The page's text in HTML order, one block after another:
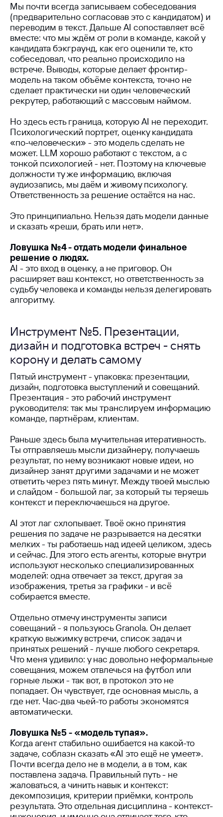
Мы почти всегда записываем собеседования
(предварительно согласовав это с кандидатом) и
переводим в текст. Дальше AI сопоставляет всё
вместе: что мы ждём от роли в команде, какой у
кандидата бэкграунд, как его оценили те, кто
собеседовал, что реально происходило на
встрече. Выводы, которые делает фронтир-
модель на таком объёме контекста, точно не
сделает практически ни один человеческий
рекрутер, работающий с массовым наймом.
Но здесь есть граница, которую AI не переходит.
Психологический портрет, оценку кандидата
«по-человечески» - это модель сделать не
может. LLM хорошо работают с текстом, а с
тонкой психологией - нет. Поэтому на ключевые
должности ту же информацию, включая
аудиозапись, мы даём и живому психологу.
Ответственность за решение остаётся на нас.
Это принципиально. Нельзя дать модели данные
и сказать «реши, брать или нет».
Ловушка №4 - отдать модели финальное
решение о людях.
AI - это вход в оценку, а не приговор. Он
расширяет ваш контекст, но ответственность за
судьбу человека и команды нельзя делегировать
алгоритму.
Инструмент №5. Презентации,
дизайн и подготовка встреч - снять
корону и делать самому
Пятый инструмент - упаковка: презентации,
дизайн, подготовка выступлений и совещаний.
Презентация - это рабочий инструмент
руководителя: так мы транслируем информацию
команде, партнёрам, клиентам.
Раньше здесь была мучительная итеративность.
Ты отправляешь мысли дизайнеру, получаешь
результат, по нему возникают новые идеи, но
дизайнер занят другими задачами и не может
ответить через пять минут. Между твоей мыслью
и слайдом - большой лаг, за который ты теряешь
контекст и переключаешься на другое.
AI этот лаг схлопывает. Твоё окно принятия
решения по задаче не разрывается на десятки
мелких - ты работаешь над идеей целиком, здесь
и сейчас. Для этого есть агенты, которые внутри
используют несколько специализированных
моделей: одна отвечает за текст, другая за
изображения, третья за графики - и всё
собирается вместе.
Отдельно отмечу инструменты записи
совещаний - я пользуюсь Granola. Он делает
краткую выжимку встречи, список задач и
принятых решений - лучше любого секретаря.
Что меня удивило: у нас довольно неформальные
совещания, можем отвлечься на футбол или
горные лыжи - так вот, в протокол это не
попадает. Он чувствует, где основная мысль, а
где нет. Час-два чьей-то работы экономятся
автоматически.
Ловушка №5 - «модель тупая».
Когда агент стабильно ошибается на какой-то
задаче, соблазн сказать «AI это ещё не умеет».
Почти всегда дело не в модели, а в том, как
поставлена задача. Правильный путь - не
жаловаться, а чинить навык и контекст:
декомпозиция, критерии приёмки, контроль
результата. Это отдельная дисциплина - контекст-
Узнайте, как
аналогичную задачу
можно решить в вашей
компании
Я согласен(а) получатьрекламную информацию
Я согласен(а) с политикой обработки персональных
данных
Оставить заявку
Другие
публикации
по теме